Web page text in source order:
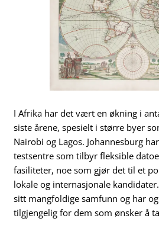
I Afrika har det vært en økning i
siste årene, spesielt i større byer
Nairobi og Lagos. Johannesburg
testsentre som tilbyr fleksible
fasiliteter, noe som gjør det til et
lokale og internasjonale
sitt mangfoldige samfunn og har
tilgjengelig for dem som ønsker å